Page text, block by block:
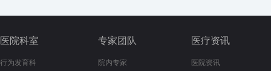
医院科室
行为发育科
专家团队
院内专家
医疗资讯
医院资讯